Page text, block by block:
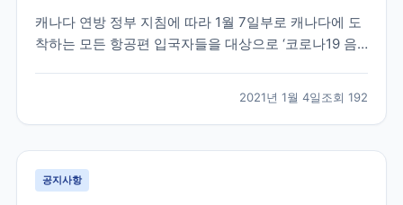
캐나다 연방 정부 지침에 따라 1월 7일부로 캐나다에 도
착하는 모든 항공편 입국자들을 대상으로 ‘코로나19 음
입국자는 출국 국가에서 출국 72시간 이내(3일) COVID-
19 (PCR) 검사를 받고 영문 음성...
2021년 1월 4일조회 192
공지사항